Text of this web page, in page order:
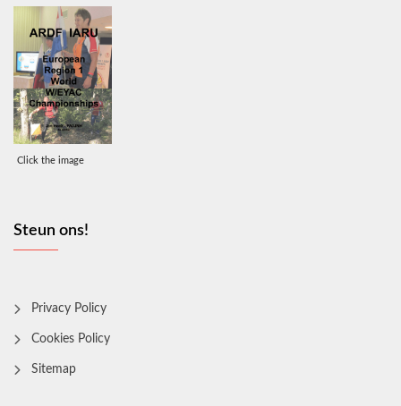
Click the image
Steun ons!
Privacy Policy
Cookies Policy
Sitemap